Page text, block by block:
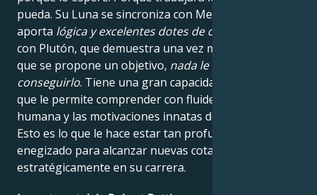
pueda. Su Luna se sincroniza con Mercurio, que le
aporta lógica y excelentes dotes de comunicación
con Plutón, que demuestra una vez más que una vez
que se propone un objetivo, nada le detendrá hasta
conseguirlo. Tiene una gran capacidad intuitiva, lo
que le permite comprender con fluidez la naturaleza
humana y las motivaciones innatas de las personas.
Esto es lo que le hace estar tan profundamente
enegizado para alcanzar nuevas cotas y avanzar
estratégicamente en su carrera.